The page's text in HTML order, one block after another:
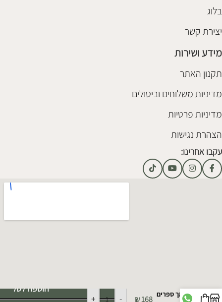
בלוג
יצירת קשר
מידע ושירות
תקנון האתר
מדיניות משלוחים וביטולים
מדיניות פרטיות
הצהרת נגישות
עקבו אחרינו:
תומך ספרים
₪168
-
+
הוספה לסל